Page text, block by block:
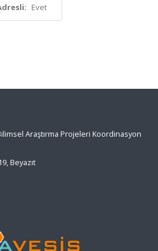
Evet
Araştırma Projeleri Koordinasyon
Beyazıt